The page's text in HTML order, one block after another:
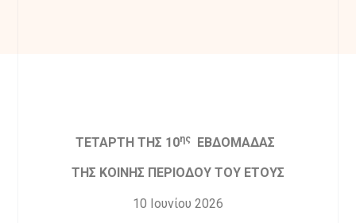
ΤΕΤΑΡΤΗ ΤΗΣ 10ηςΕΒΔΟΜΑΔΑΣ
ΤΗΣ ΚΟΙΝΗΣ ΠΕΡΙΟΔΟΥ ΤΟΥ ΕΤΟΥΣ
10 Ιουνίου 2026